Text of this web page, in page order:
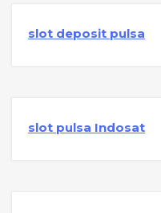
slot deposit pulsa
slot pulsa Indosat